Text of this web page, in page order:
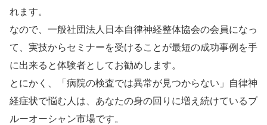
れます。
なので、一般社団法人日本自律神経整体協会の会員になっ
て、実技からセミナーを受けることが最短の成功事例を手
に出来ると体験者としてお勧めします。
とにかく、「病院の検査では異常が見つからない」自律神
経症状で悩む人は、あなたの身の回りに増え続けているブ
ルーオーシャン市場です。